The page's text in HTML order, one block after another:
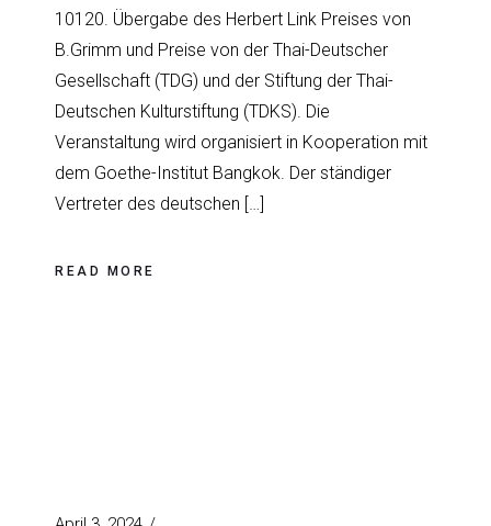
10120. Übergabe des Herbert Link Preises von
B.Grimm und Preise von der Thai-Deutscher
Gesellschaft (TDG) und der Stiftung der Thai-
Deutschen Kulturstiftung (TDKS). Die
Veranstaltung wird organisiert in Kooperation mit
dem Goethe-Institut Bangkok. Der ständiger
Vertreter des deutschen […]
READ MORE